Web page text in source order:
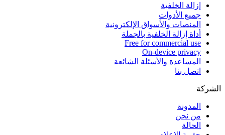
إزالة الخلفية
جميع الأدوات
المنصات والأسواق الإلكترونية
أداة إزالة الخلفية بالجملة
Free for commercial use
On-device privacy
المساعدة والأسئلة الشائعة
اتصل بنا
الشركة
المدونة
من نحن
الحالة